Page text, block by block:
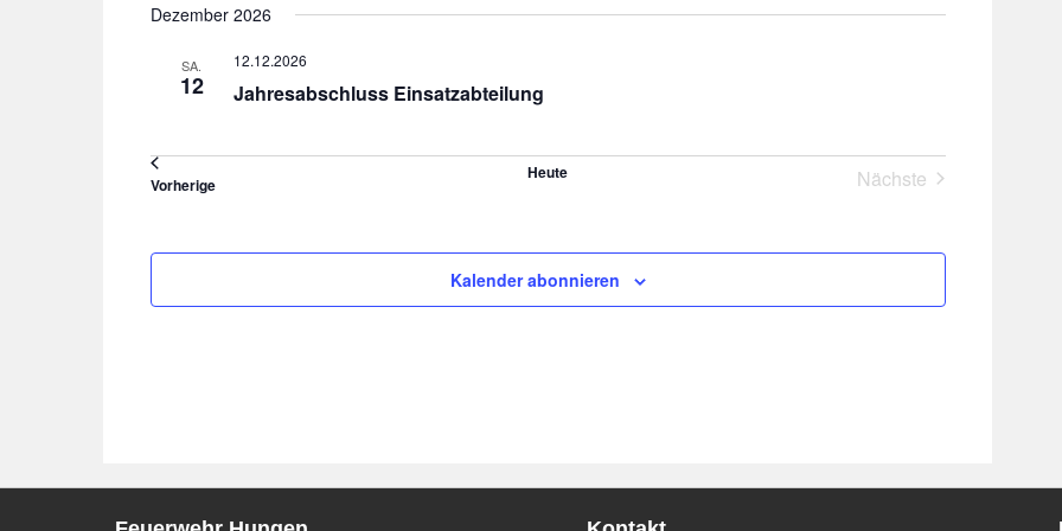
Dezember 2026
SA.
12
12.12.2026
Jahresabschluss Einsatzabteilung
VorherigeVeranstaltungen
Heute
Nächste
Kalender abonnieren